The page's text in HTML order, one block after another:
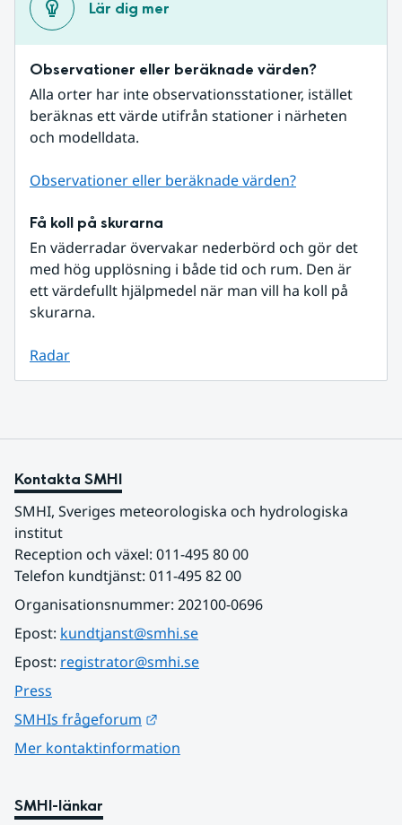
Lär dig mer
Observationer eller beräknade värden?
Alla orter har inte observationsstationer, istället
beräknas ett värde utifrån stationer i närheten
och modelldata.
Observationer eller beräknade värden?
Få koll på skurarna
En väderradar övervakar nederbörd och gör det
med hög upplösning i både tid och rum. Den är
ett värdefullt hjälpmedel när man vill ha koll på
skurarna.
Radar
Kontakta SMHI
SMHI, Sveriges meteorologiska och hydrologiska
institut
Reception och växel: 011-495 80 00
Telefon kundtjänst: 011-495 82 00
Organisationsnummer: 202100-0696
Epost: kundtjanst@smhi.se
Epost: registrator@smhi.se
Press
SMHIs frågeforum
Mer kontaktinformation
SMHI-länkar